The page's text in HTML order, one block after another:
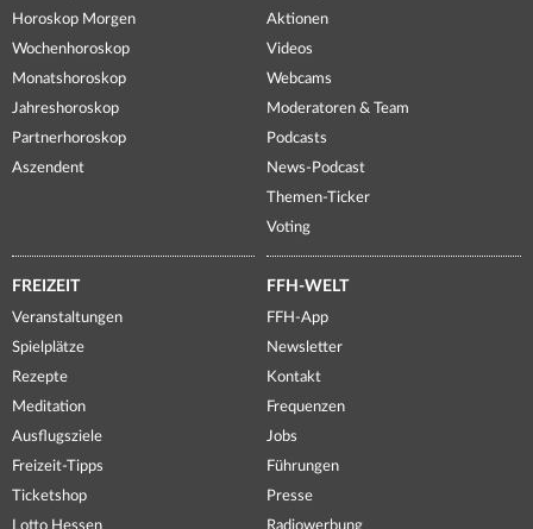
Horoskop Morgen
Wochenhoroskop
Monatshoroskop
Jahreshoroskop
Partnerhoroskop
Aszendent
Aktionen
Videos
Webcams
Moderatoren & Team
Podcasts
News-Podcast
Themen-Ticker
Voting
FREIZEIT
Veranstaltungen
Spielplätze
Rezepte
Meditation
Ausflugsziele
Freizeit-Tipps
Ticketshop
Lotto Hessen
FFH-WELT
FFH-App
Newsletter
Kontakt
Frequenzen
Jobs
Führungen
Presse
Radiowerbung